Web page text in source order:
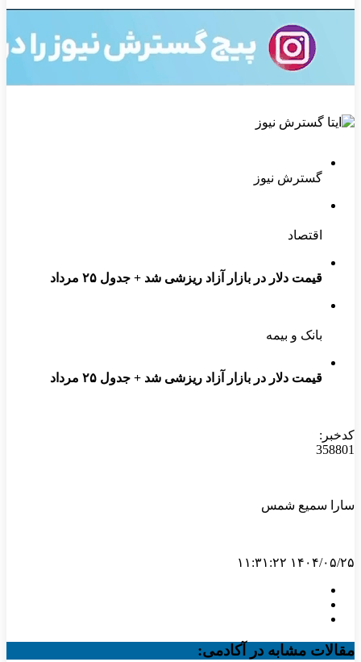
گسترش نیوز
اقتصاد
قیمت دلار در بازار آزاد ریزشی شد + جدول ۲۵ مرداد
بانک و بیمه
قیمت دلار در بازار آزاد ریزشی شد + جدول ۲۵ مرداد
کدخبر:
358801
سارا سمیع شمس
۱۴۰۴/۰۵/۲۵ ۱۱:۳۱:۲۲
مقالات مشابه در آکادمی: